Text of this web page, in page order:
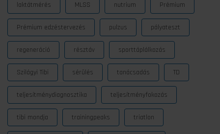
laktátmérés MLSS nutrium Prémium
Prémium edzéstervezés pulzus pályateszt
regeneráció résztáv sporttáplálkozás
Szilágyi Tibi sérülés tanácsadás TD
teljesítménydiagnosztika teljesítményfokozás
tibi mondja trainingpeaks triatlon